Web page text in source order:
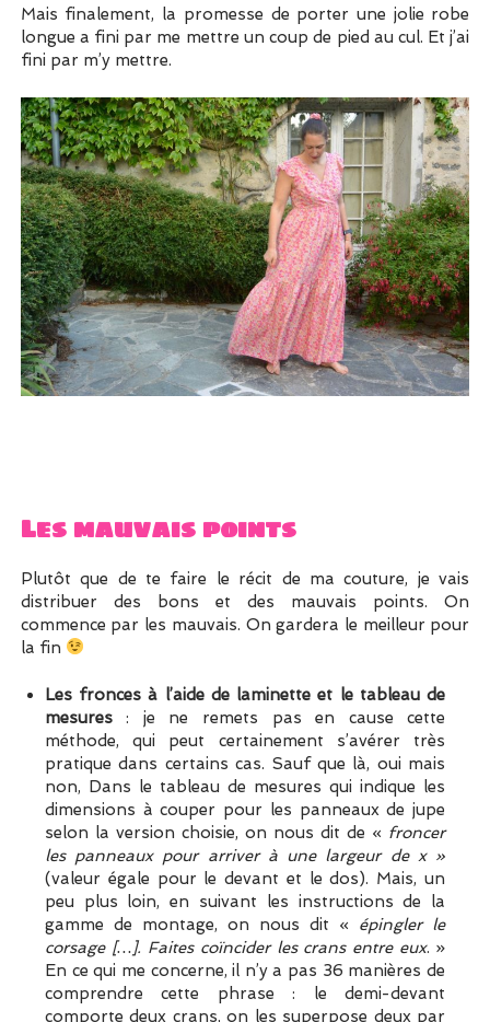
Mais finalement, la promesse de porter une jolie robe
longue a fini par me mettre un coup de pied au cul. Et j’ai
fini par m’y mettre.
Les mauvais points
Plutôt que de te faire le récit de ma couture, je vais
distribuer des bons et des mauvais points. On
commence par les mauvais. On gardera le meilleur pour
la fin
Les fronces à l’aide de laminette et le tableau de
mesures: je ne remets pas en cause cette
méthode, qui peut certainement s’avérer très
pratique dans certains cas. Sauf que là, oui mais
non, Dans le tableau de mesures qui indique les
dimensions à couper pour les panneaux de jupe
selon la version choisie, on nous dit de « froncer
les panneaux pour arriver à une largeur de x »
(valeur égale pour le devant et le dos). Mais, un
peu plus loin, en suivant les instructions de la
gamme de montage, on nous dit « épingler le
corsage […]. Faites coïncider les crans entre eux. »
En ce qui me concerne, il n’y a pas 36 manières de
comprendre cette phrase : le demi-devant
comporte deux crans, on les superpose deux par